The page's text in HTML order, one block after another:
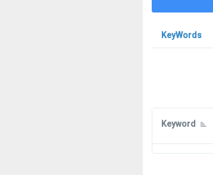
KeyWords
Keyword